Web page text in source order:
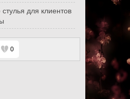
для клиентов
0